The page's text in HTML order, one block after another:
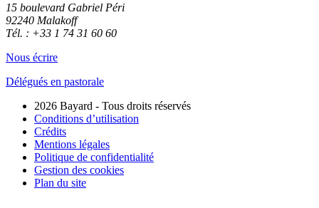
15 boulevard Gabriel Péri
92240 Malakoff
Tél. : +33 1 74 31 60 60
Nous écrire
Délégués en pastorale
2026 Bayard - Tous droits réservés
Conditions d’utilisation
Crédits
Mentions légales
Politique de confidentialité
Gestion des cookies
Plan du site